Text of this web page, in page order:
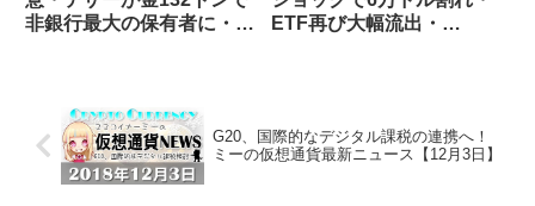
非銀行最大の保有者に・バ
ETF再び大幅流出・
G20、国際的なデジタル課税の連携へ！
ミーの仮想通貨最新ニュース【12月3日】